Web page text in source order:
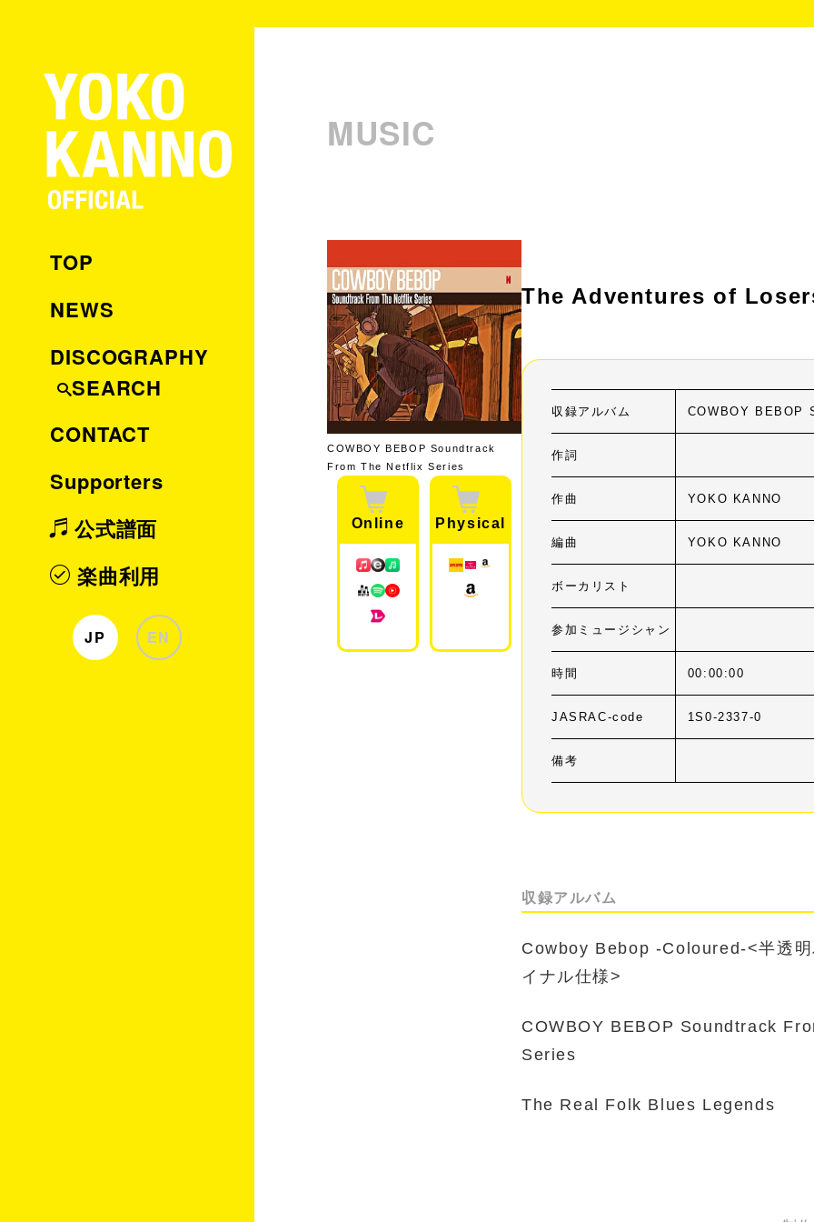
TOP
NEWS
DISCOGRAPHY
SEARCH
CONTACT
Supporters
公式譜面
楽曲利用
JP EN
MUSIC
COWBOY BEBOP Soundtrack
From The Netflix Series
Online Physical
The Adventures of
収録アルバム COWBOY BEBOP
作詞
作曲 YOKO KANNO
編曲 YOKO KANNO
ボーカリスト
参加ミュージシャン
時間 00:00:00
JASRAC-code 1S0-2337-0
備考
収録アルバム
Cowboy Bebop -Coloured-<半透明
イナル仕様>
COWBOY BEBOP Soundtrack
Series
The Real Folk Blues Legends